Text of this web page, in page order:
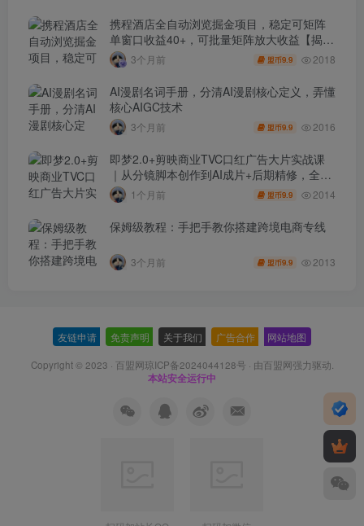
携程酒店全自动浏览掘金项目，稳定可矩阵
单窗口收益40+，可批量矩阵放大收益【揭
秘】3个月前 盟币9.9 2018
AI漫剧名词手册，分清AI漫剧核心定义，弄懂
核心AIGC技术
3个月前 盟币9.9 2016
即梦2.0+剪映商业TVC口红广告大片实战课
｜从分镜脚本创作到AI成片+后期精修，全流
程打造品牌级产品广告
1个月前 盟币9.9 2014
保姆级教程：手把手教你搭建跨境电商专线
3个月前 盟币9.9 2013
友链申请 免责声明 关于我们 广告合作 网站地图
Copyright © 2023 · 百盟网琼ICP备2024044128号 · 由百盟网强力驱动.
本站安全运行中